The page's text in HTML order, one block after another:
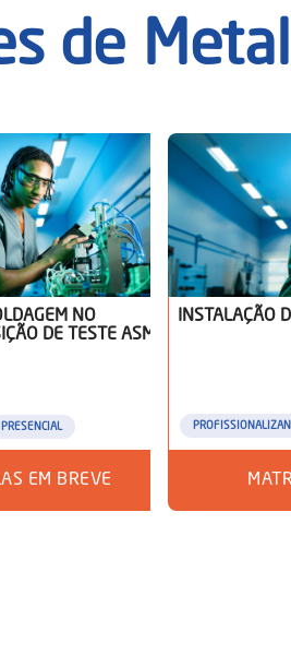
de
NO
DE TESTE ASME
PRESENCIAL
EM BREVE
INSTALAÇÃO